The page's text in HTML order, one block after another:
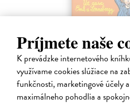
Príjmete naše
K prevádzke internetového
využívame cookies slúžiace na
funkčnosti, marketingové účely
maximálneho pohodlia a
Už zasa Emil z
(audiokniha)
Lindgrenová Astrid| Audiokniha na CD
Ďalšie pokračovanie príbehov o malom